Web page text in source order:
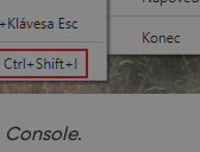
Console.